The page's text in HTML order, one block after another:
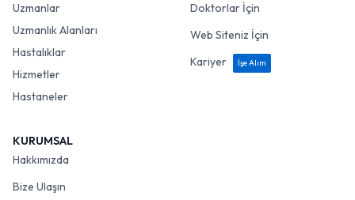
Uzmanlar
Uzmanlık Alanları
Hastalıklar
Hizmetler
Hastaneler
Doktorlar İçin
Web Siteniz İçin
Kariyer
İşe Alım
KURUMSAL
Hakkımızda
Bize Ulaşın